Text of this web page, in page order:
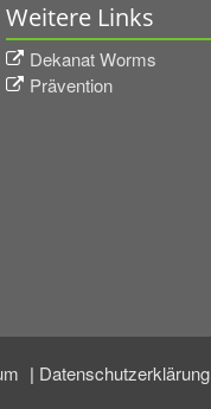
Weitere Links
Dekanat Worms
Prävention
Datenschutzerklärung